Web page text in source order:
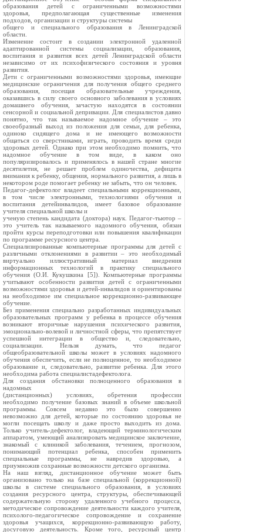
образования детей с ограниченными возможностями
здоровья, предполагающая существенные изменения
подходов, организации и структуры системы
общего и специального образования в Ленинградской
области.
Изменение состоит в создании электронной удаленной
адаптированной системы социализации, образования,
воспитания и развития всех детей Ленинградской области
независимо от их психофизического состояния и уровня
развития.
Дети с ограниченными возможностями здоровья, имеющие
медицинские ограничения для получения общего среднего
образования, посещая образовательные учреждения,
оказавшись в силу своего основного заболевания в условиях
домашнего обучения, зачастую находятся в состоянии
сенсорной и социальной депривации. Для специалистов давно
понятно, что так называемое надомное обучение – это
своеобразный выход из положения для семьи, для ребенка,
одиноко сидящего дома и не имеющего возможности
общаться со сверстниками, играть, проводить время среди
здоровых детей. Однако при этом необходимо помнить, что
надомное обучение в том виде, в каком оно
популяризировалось и применялось в нашей стране многие
десятилетия, не решает проблем одиночества, дефицита
внимания к ребенку, общения, нормального развития, а лишь в
некотором роде помогает ребенку не забыть, что он человек.
Педагог-дефектолог владеет специальными коррекционными,
в том числе электронными, технологиями обучения и
воспитания детейинвалидов, имеет базовое образование
учителя специальной школы и
ученую степень кандидата (доктора) наук. Педагог-тьютор –
это учитель так называемого надомного обучения, обязан
пройти курсы переподготовки или повышения квалификации
по программе ресурсного центра.
Специализированные компьютерные программы для детей с
различными отклонениями в развитии – это необходимый
виртуально иллюстративный материал внедрения
информационных технологий в практику специального
обучения (О.И. Кукушкина [5]). Компьютерные программы
учитывают особенности развития детей с ограниченными
возможностями здоровья и детей-инвалидов и ориентированы
на необходимое им специальное коррекционно-развивающее
обучение.
Без применения специально разработанных индивидуальных
образовательных программ у ребенка в процессе обучения
возникают вторичные нарушения психического развития,
эмоционально-волевой и личностной сферы, что препятствует
успешной интеграции в общество и, следовательно,
социализации. Нельзя думать, что педагог
общеобразовательной школы может в условиях надомного
обучения обеспечить, если не полноценное, то необходимое
образование и, следовательно, развитие ребенка. Для этого
необходима работа специалистадефектолога.
Для создания обстановки полноценного образования в
надомных
(дистанционных) условиях, обретения профессии
необходимо получение базовых знаний в объеме школьной
программы. Совсем недавно это было совершенно
невозможно для детей, которые по состоянию здоровья не
могли посещать школу и даже просто выходить из дома.
Только учитель-дефектолог, владеющий терминологическим
аппаратом, умеющий анализировать медицинское заключение,
знакомый с клиникой заболевания, течением, прогнозом,
понимающий потенциал ребенка, способен применить
специальные программы, не навредив здоровью, а
приумножив сохранные возможности детского организма.
На наш взгляд, дистанционное обучение может быть
организовано только на базе специальной (коррекционной)
школы в системе специального образования, в условиях
создания ресурсного центра, структуры, обеспечивающей
содержательную сторону удаленного учебного процесса,
методическое сопровождение деятельности каждого учителя,
психолого-педагогическое сопровождение и сохранение
здоровья учащихся, коррекционно-развивающую работу,
досуговую деятельность. Кроме того, ресурсный центр